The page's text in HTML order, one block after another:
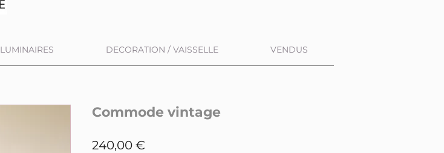
LUMINAIRES DECORATION / VAISSELLE VENDUS
Commode vintage
240,00 €